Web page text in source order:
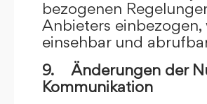
bezogenen
Anbieters
einsehbar und
9. Änderungen der
Kommunikation